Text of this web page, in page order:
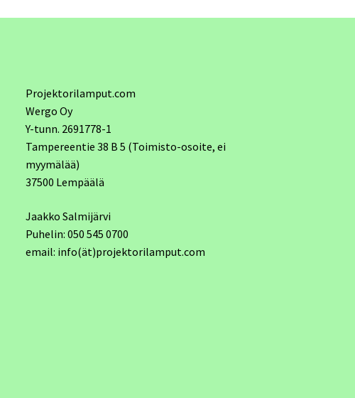
Projektorilamput.com
Wergo Oy
Y-tunn. 2691778-1
Tampereentie 38 B 5 (Toimisto-osoite, ei
myymälää)
37500 Lempäälä
Jaakko Salmijärvi
Puhelin: 050 545 0700
email: info(ät)projektorilamput.com